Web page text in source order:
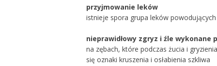
przyjmowanie leków
istnieje spora grupa leków
nieprawidłowy zgryz i źle wykonane
na zębach, które podczas żucia i
się oznaki kruszenia i osłabienia szkliwa